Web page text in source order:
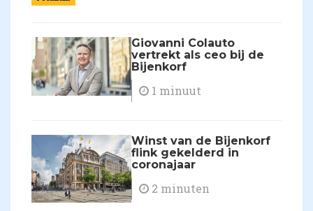
Giovanni Colauto
vertrekt als ceo bij de
Bijenkorf
1 minuut
Winst van de Bijenkorf
flink gekelderd in
coronajaar
2 minuten